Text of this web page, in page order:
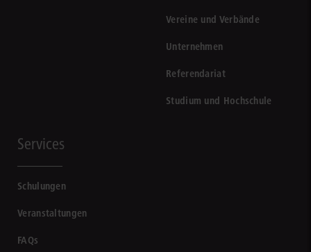
Vereine und Verbände
Unternehmen
Referendariat
Studium und Hochschule
Services
Schulungen
Veranstaltungen
FAQs